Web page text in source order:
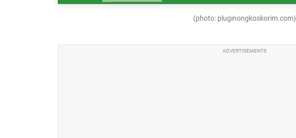
(photo: pluginongkoskorim.com)
ADVERTISEMENTS